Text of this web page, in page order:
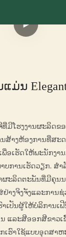
ມ່ນ
ມີໂຮງງານຜະລິດຂອ
ສ້າງຫ້ອງການທີ່ສະ
ອເຮັດໃຫ້ພະນັກງ
ບການເຮັດວຽກ. ສໍາ
ຜະລິດຕະພັນທີ່ມີຄຸນ
ຢ່າງຈິງຈັງແລະການ
າເປັນຜູ້ໃຫ້ບໍລິການເ
ແລະສີອອກສີຂາວເ
ເຮົາໃຊ້ແບບອຸດສາຫ